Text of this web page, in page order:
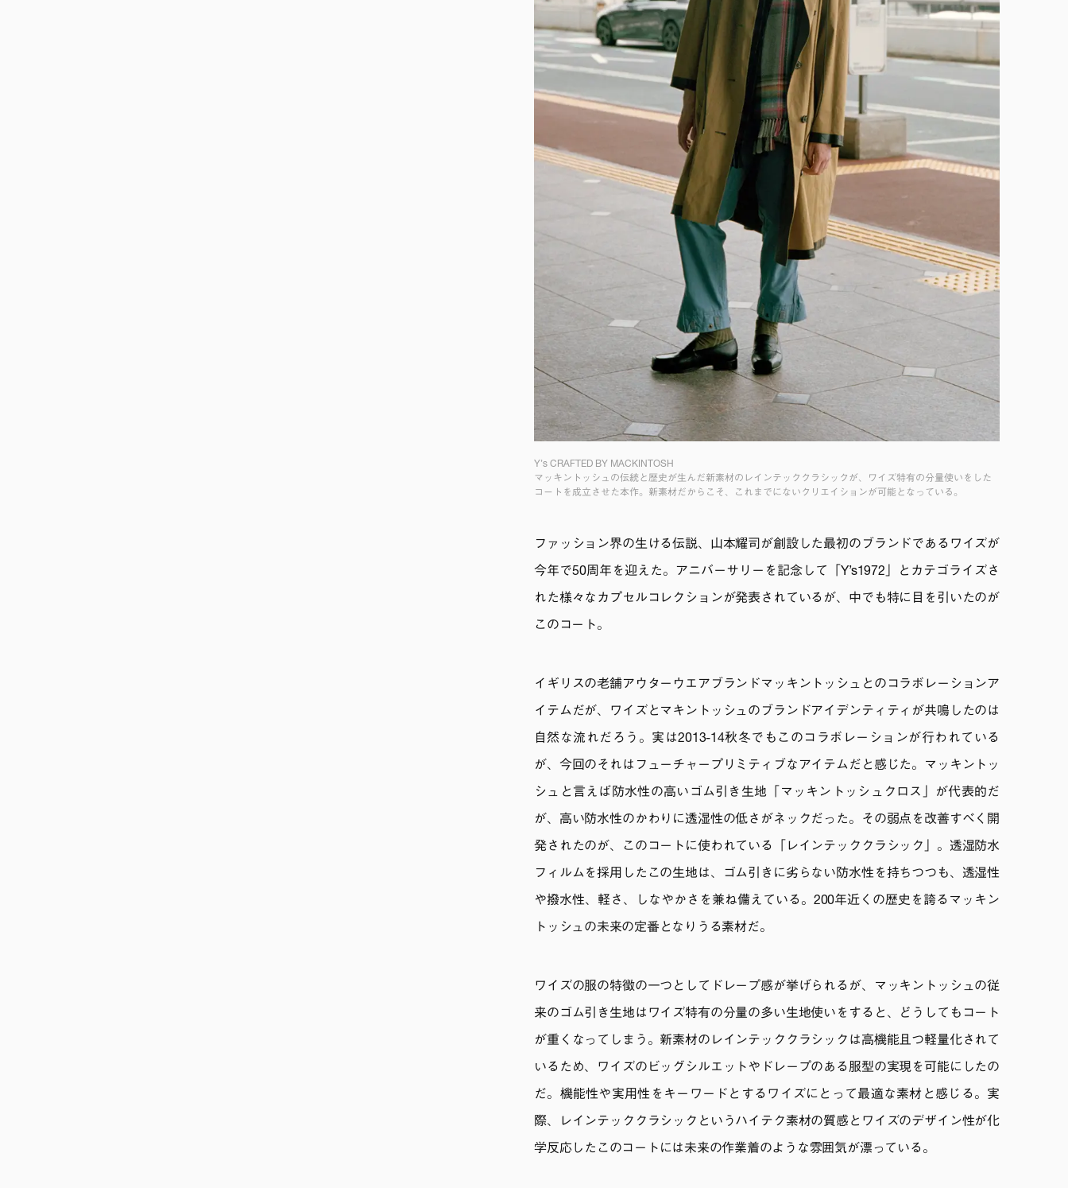
Yʼs CRAFTED BY MACKINTOSH
マッキントッシュの伝統と歴史が生んだ新素材のレインテッククラシックが、ワイズ特有の分量使いをした
コートを成立させた本作。新素材だからこそ、これまでにないクリエイションが可能となっている。
ファッション界の生ける伝説、山本耀司が創設した最初のブランドであるワイズが
今年で50周年を迎えた。アニバーサリーを記念して「Y’s1972」とカテゴライズさ
れた様々なカプセルコレクションが発表されているが、中でも特に目を引いたのが
このコート。
イギリスの老舗アウターウエアブランドマッキントッシュとのコラボレーションア
イテムだが、ワイズとマキントッシュのブランドアイデンティティが共鳴したのは
自然な流れだろう。実は2013-14秋冬でもこのコラボレーションが行われている
が、今回のそれはフューチャープリミティブなアイテムだと感じた。マッキントッ
シュと言えば防水性の高いゴム引き生地「マッキントッシュクロス」が代表的だ
が、高い防水性のかわりに透湿性の低さがネックだった。その弱点を改善すべく開
発されたのが、このコートに使われている「レインテッククラシック」。透湿防水
フィルムを採用したこの生地は、ゴム引きに劣らない防水性を持ちつつも、透湿性
や撥水性、軽さ、しなやかさを兼ね備えている。200年近くの歴史を誇るマッキン
トッシュの未来の定番となりうる素材だ。
ワイズの服の特徴の一つとしてドレープ感が挙げられるが、マッキントッシュの従
来のゴム引き生地はワイズ特有の分量の多い生地使いをすると、どうしてもコート
が重くなってしまう。新素材のレインテッククラシックは高機能且つ軽量化されて
いるため、ワイズのビッグシルエットやドレープのある服型の実現を可能にしたの
だ。機能性や実用性をキーワードとするワイズにとって最適な素材と感じる。実
際、レインテッククラシックというハイテク素材の質感とワイズのデザイン性が化
学反応したこのコートには未来の作業着のような雰囲気が漂っている。